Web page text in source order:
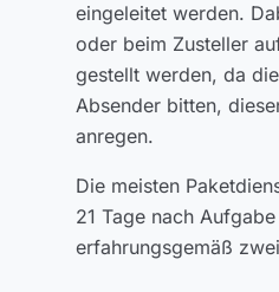
eingeleitet werden.
oder beim Zusteller
gestellt werden, da
Absender bitten,
anregen.
Die meisten
21 Tage nach
erfahrungsgemäß